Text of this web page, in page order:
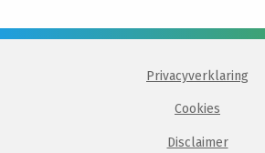
Privacyverklaring
Cookies
Disclaimer